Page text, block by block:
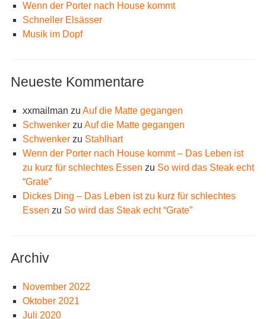
Wenn der Porter nach House kommt
Schneller Elsässer
Musik im Dopf
Neueste Kommentare
xxmailman zu Auf die Matte gegangen
Schwenkerzu Auf die Matte gegangen
Schwenkerzu Stahlhart
Wenn der Porter nach House kommt – Das Leben ist
zu kurz für schlechtes Essen zu So wird das Steak echt
“Grate”
Dickes Ding – Das Leben ist zu kurz für schlechtes
Essen zu So wird das Steak echt “Grate”
Archiv
November 2022
Oktober 2021
Juli 2020